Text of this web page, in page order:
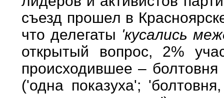
съезд прошел в
что делегаты 'кусались
открытый вопрос, 2%
происходившее – болтовня
('одна показуха';